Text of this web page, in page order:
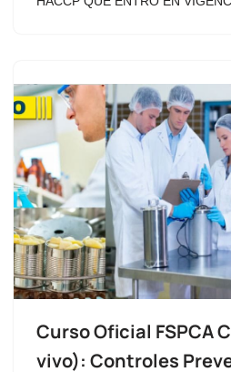
Curso Oficial FSPCA
vivo): Controles